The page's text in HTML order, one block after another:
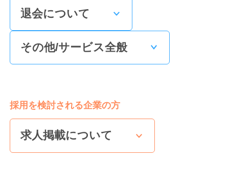
退会について
その他/サービス全般
採用を検討される企業の方
求人掲載について